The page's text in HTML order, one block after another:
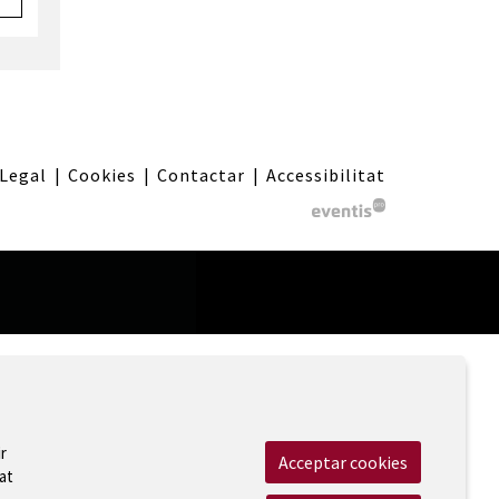
| Cookies | Contactar | Accessibilitat
Acceptar cookies